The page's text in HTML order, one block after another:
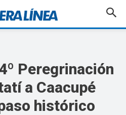
Peregrinación
a Caacupé
histórico